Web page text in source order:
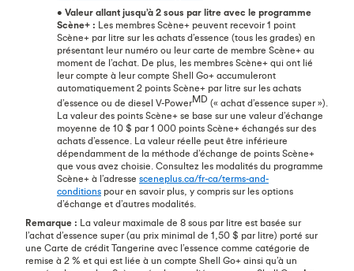
• Valeur allant jusqu’à 2 sous par litre avec le programme
Scène+ : Les membres Scène+ peuvent recevoir 1 point
Scène+ par litre sur les achats d’essence (tous les grades) en
présentant leur numéro ou leur carte de membre Scène+ au
moment de l’achat. De plus, les membres Scène+ qui ont lié
leur compte à leur compte Shell Go+ accumuleront
automatiquement 2 points Scène+ par litre sur les achats
d’essence ou de diesel V-PowerMD (« achat d’essence super »).
La valeur des points Scène+ se base sur une valeur d’échange
moyenne de 10 $ par 1 000 points Scène+ échangés sur des
achats d’essence. La valeur réelle peut être inférieure
dépendamment de la méthode d’échange de points Scène+
que vous avez choisie. Consultez les modalités du programme
Scène+ à l’adresse sceneplus.ca/fr-ca/terms-and-
conditions pour en savoir plus, y compris sur les options
d’échange et d’autres modalités.
Remarque : La valeur maximale de 8 sous par litre est basée sur
l’achat d’essence super (au prix minimal de 1,50 $ par litre) porté sur
une Carte de crédit Tangerine avec l’essence comme catégorie de
remise à 2 % et qui est liée à un compte Shell Go+ ainsi qu’à un